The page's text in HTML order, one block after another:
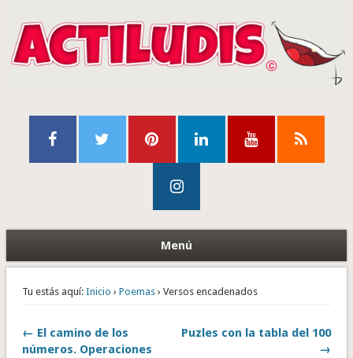
Menú
Tu estás aquí: Inicio › Poemas› Versos encadenados
← El camino de los
números. Operaciones
Puzles con la tabla del 100
→